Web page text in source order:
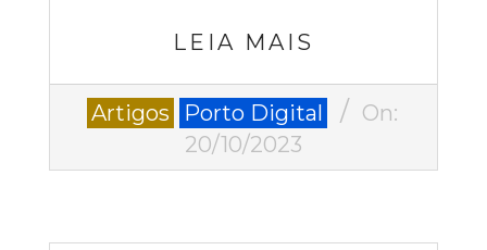
LEIA MAIS
2023-
Artigos Porto Digital
On:
20/10/2023